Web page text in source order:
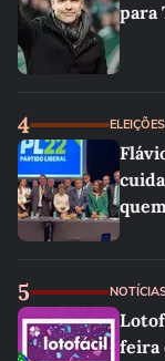
para
4 ELEIÇÕES
5
feira